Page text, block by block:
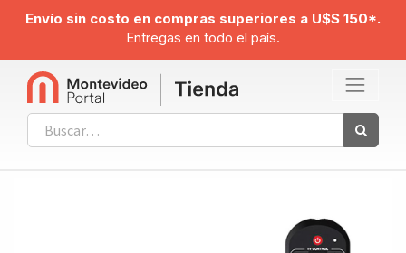
Envío sin costo en compras superiores a U$S 150*.
Entregas en todo el país.